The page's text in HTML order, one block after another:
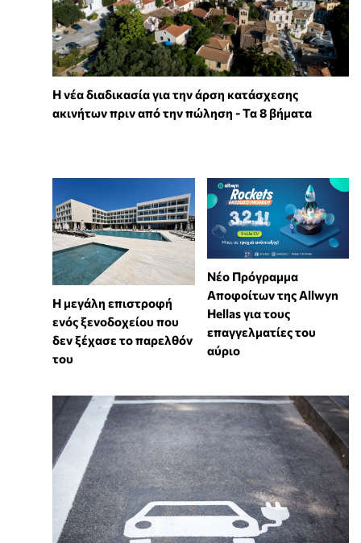
Η νέα διαδικασία για την άρση κατάσχεσης
ακινήτων πριν από την πώληση - Τα 8 βήματα
Η μεγάλη επιστροφή
ενός ξενοδοχείου που
δεν ξέχασε το παρελθόν
του
Νέο Πρόγραμμα
Αποφοίτων της Allwyn
Hellas για τους
επαγγελματίες του
αύριο